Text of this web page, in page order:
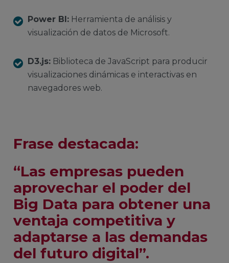
Power BI: Herramienta de análisis y
visualización de datos de Microsoft.
D3.js: Biblioteca de JavaScript para producir
visualizaciones dinámicas e interactivas en
navegadores web.
Frase destacada:
“Las empresas pueden
aprovechar el poder del
Big Data para obtener una
ventaja competitiva y
adaptarse a las demandas
del futuro digital”.